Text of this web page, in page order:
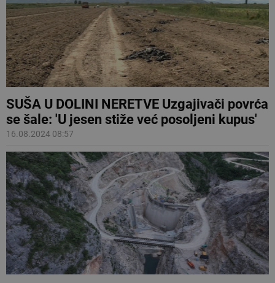
SUŠA U DOLINI NERETVE Uzgajivači povrća
se šale: 'U jesen stiže već posoljeni kupus'
16.08.2024 08:57